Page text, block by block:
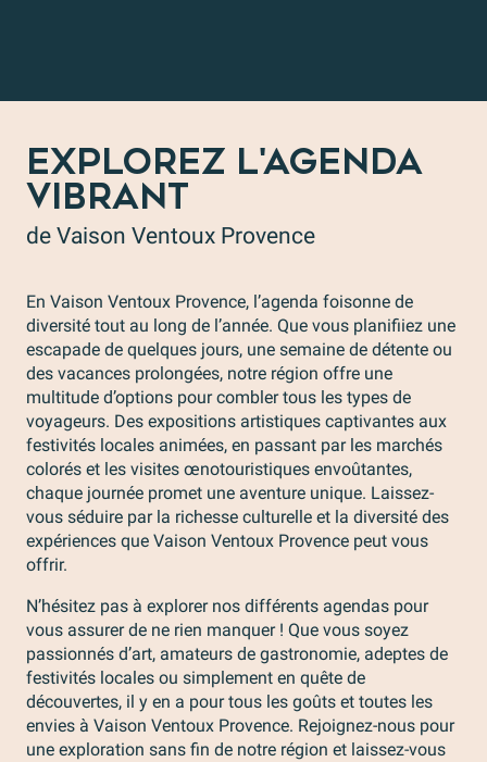
EXPLOREZ L'AGENDA
VIBRANT
de Vaison Ventoux Provence
En Vaison Ventoux Provence, l’agenda foisonne de
diversité tout au long de l’année. Que vous planifiiez une
escapade de quelques jours, une semaine de détente ou
des vacances prolongées, notre région offre une
multitude d’options pour combler tous les types de
voyageurs. Des expositions artistiques captivantes aux
festivités locales animées, en passant par les marchés
colorés et les visites œnotouristiques envoûtantes,
chaque journée promet une aventure unique. Laissez-
vous séduire par la richesse culturelle et la diversité des
expériences que Vaison Ventoux Provence peut vous
offrir.
N’hésitez pas à explorer nos différents agendas pour
vous assurer de ne rien manquer ! Que vous soyez
passionnés d’art, amateurs de gastronomie, adeptes de
festivités locales ou simplement en quête de
découvertes, il y en a pour tous les goûts et toutes les
envies à Vaison Ventoux Provence. Rejoignez-nous pour
une exploration sans fin de notre région et laissez-vous